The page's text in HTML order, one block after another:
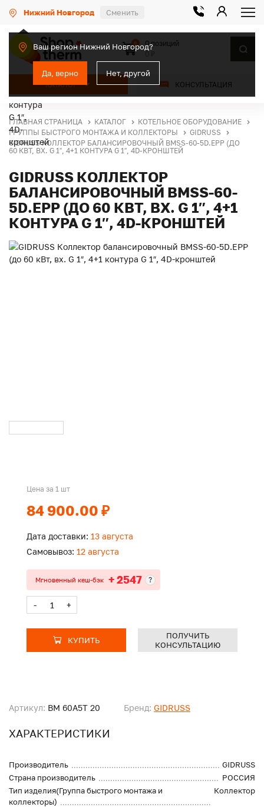
Нижний Новгород Сменить
Ваш регион Нижний Новгород?
Да, верно Нет, другой
КАТАЛОГ КОНСУЛЬТАЦИЯ
0
0 позиций
ГЛАВНАЯ СТРАНИЦА КАТАЛОГ
КОТЕЛЬНОЕ ОБОРУДОВАНИЕ
ГРУППЫ БЫСТРОГО МОНТАЖА И КОЛЛЕКТОРЫ
GIDRUSS
GIDRUSS КОЛЛЕКТОР БАЛАНСИРОВОЧНЫЙ BMSS-60-5D.EPP (ДО
60 КВТ, ВХ. G 1″, 4+1 КОНТУРА G 1″, 4D-КРОНШТЕЙ
GIDRUSS КОЛЛЕКТОР
БАЛАНСИРОВОЧНЫЙ BMSS-60-
5D.EPP (ДО 60 КВТ, ВХ. G 1″, 4+1
КОНТУРА G 1″, 4D-КРОНШТЕЙ
Артикул: BM 60A5T 20 Бренд: GIDRUSS
ХАРАКТЕРИСТИКИ
Производитель
GIDRUSS
Страна производитель
РОССИЯ
Тип изделия(Группа быстрого монтажа и
коллекторы)
Коллектор
Цена за 1 шт
84 900.00 ₽
Дата доставки: 13 августа
Самовывоз: 12 августа
Мгновенный кеш-бэк + 2547 ?
- +
КУПИТЬ
ПОЛУЧИТЬ
КОНСУЛЬТАЦИЮ